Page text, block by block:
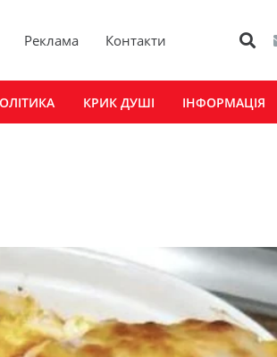
Реклама Контакти
КРИК ДУШІ ІНФОРМАЦІЯ